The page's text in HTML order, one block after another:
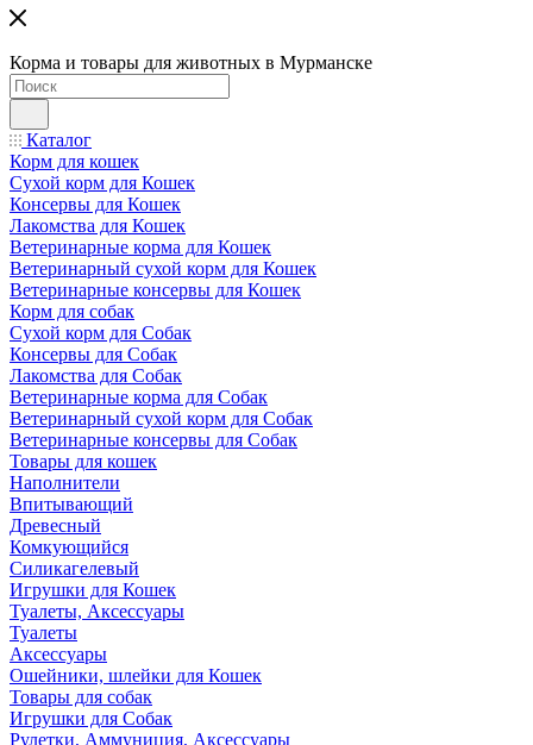
Корма и товары для животных в Мурманске
Каталог
Корм для кошек
Сухой корм для Кошек
Консервы для Кошек
Лакомства для Кошек
Ветеринарные корма для Кошек
Ветеринарный сухой корм для Кошек
Ветеринарные консервы для Кошек
Корм для собак
Сухой корм для Собак
Консервы для Собак
Лакомства для Собак
Ветеринарные корма для Собак
Ветеринарный сухой корм для Собак
Ветеринарные консервы для Собак
Товары для кошек
Наполнители
Впитывающий
Древесный
Комкующийся
Силикагелевый
Игрушки для Кошек
Туалеты, Аксессуары
Туалеты
Аксессуары
Ошейники, шлейки для Кошек
Товары для собак
Игрушки для Собак
Рулетки, Аммуниция, Аксессуары